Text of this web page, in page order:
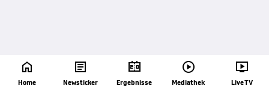

Home

Newsticker

Ergebnisse

Mediathek

Live TV